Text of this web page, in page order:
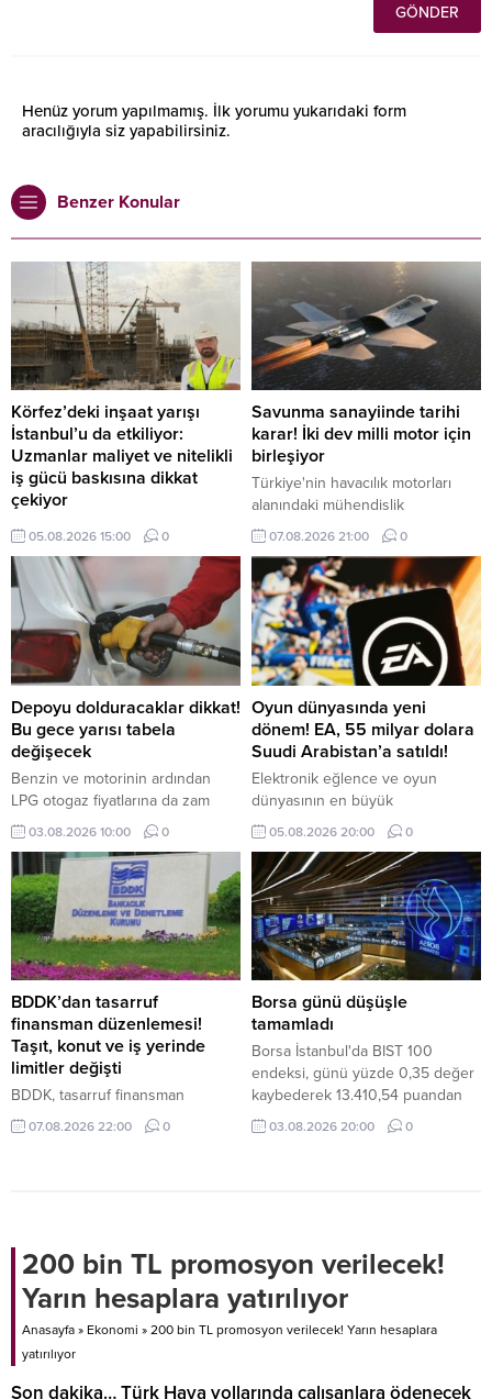
Henüz yorum yapılmamış. İlk yorumu yukarıdaki form
aracılığıyla siz yapabilirsiniz.
Benzer Konular
Körfez’deki inşaat yarışı
İstanbul’u da etkiliyor:
Uzmanlar maliyet ve nitelikli
iş gücü baskısına dikkat
çekiyor
Körfez ülkelerinde hızlanan otel,
konut ve karma kullanım projeleri,
yalnızca bölgesel bir yatırım
hareketi olarak değil, Türkiye’deki
inşaat ekosistemini de etkileyen
yeni bir dalga olarak
değerlendiriliyor.
05.08.2026 15:00 0
Savunma sanayiinde tarihi
karar! İki dev milli motor için
birleşiyor
Türkiye'nin havacılık motorları
alanındaki mühendislik
kapasitesini daha etkin
değerlendirmek, geliştirme
süreçlerini hızlandırmak ve
uzmanlaşmayı güçlendirmek
amacıyla önemli bir yeniden
yapılanma hayata geçiriliyor.
07.08.2026 21:00 0
Depoyu dolduracaklar dikkat!
Bu gece yarısı tabela
değişecek
Benzin ve motorinin ardından
LPG otogaz fiyatlarına da zam
geliyor. 4 Ağustos gece
yarısından itibaren geçerli olacak
2 lira 45 kuruşluk artışla birlikte,
LPG'li araç sahiplerinin depo
dolum maliyetleri yükselecek.
03.08.2026 10:00 0
Oyun dünyasında yeni
dönem! EA, 55 milyar dolara
Suudi Arabistan’a satıldı!
Elektronik eğlence ve oyun
dünyasının en büyük
aktörlerinden Electronic Arts (EA),
55 milyar dolarlık devasa bir
anlaşmayla borsaya veda ederek
kapalı devre özel bir şirkete
dönüştü.
05.08.2026 20:00 0
BDDK’dan tasarruf
finansman düzenlemesi!
Taşıt, konut ve iş yerinde
limitler değişti
BDDK, tasarruf finansman
şirketlerine yönelik yeni kuralları
açıkladı. Bir kişi aynı şirketle en
07.08.2026 22:00 0
Borsa günü düşüşle
tamamladı
Borsa İstanbul'da BIST 100
endeksi, günü yüzde 0,35 değer
kaybederek 13.410,54 puandan
tamamladı.
03.08.2026 20:00 0
200 bin TL promosyon verilecek!
Yarın hesaplara yatırılıyor
Anasayfa » Ekonomi » 200 bin TL promosyon verilecek! Yarın hesaplara
yatırılıyor
Son dakika… Türk Hava yollarında çalışanlara ödenecek